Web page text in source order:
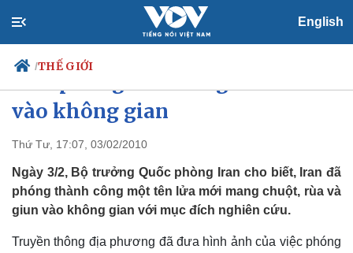
English
/THẾ GIỚI
Chính trị
Đảng
Tổ chức nhân sự
Quốc hội
Nhận diện sự thật
Tin 24h
Dự báo thời tiết
Giáo dục
Dấu ấn VOV
Việc làm
vào không gian
Thứ Tư, 17:07, 03/02/2010
Ngày 3/2, Bộ trưởng Quốc phòng Iran cho biết, Iran đã
phóng thành công một tên lửa mới mang chuột, rùa và
giun vào không gian với mục đích nghiên cứu.
Truyền thông địa phương đã đưa hình ảnh của việc phóng